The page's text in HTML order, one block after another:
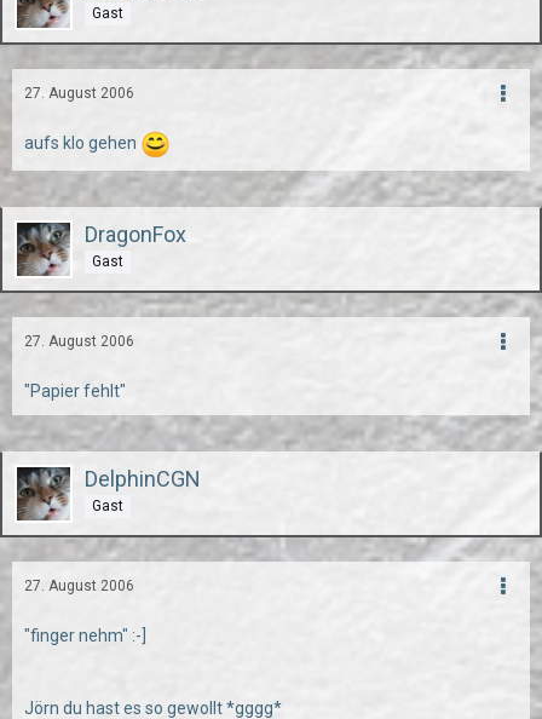
Gast
27. August 2006
aufs klo gehen
DragonFox
Gast
27. August 2006
"Papier fehlt"
DelphinCGN
Gast
27. August 2006
"finger nehm" :-]
Jörn du hast es so gewollt *gggg*